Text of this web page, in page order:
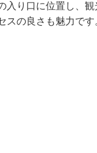
入り口に位置し、
の良さも魅力です